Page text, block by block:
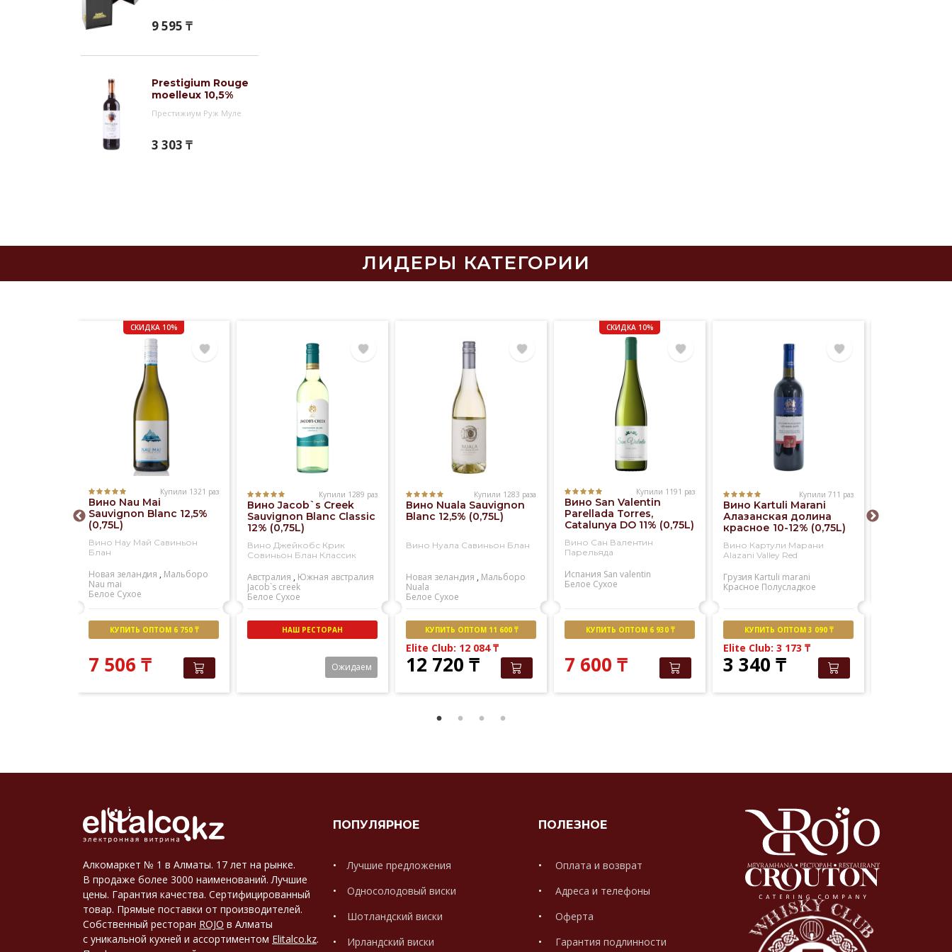
9 595 ₸
Prestigium Rouge
moelleux 10,5%
Престижиум Руж Муле
3 303 ₸
ЛИДЕРЫ КАТЕГОРИИ
СКИДКА 10%
Купили 1321 раз
Вино Nau Mai
Sauvignon Blanc 12,5%
(0,75L)
Вино Нау Май Савиньон
Блан
Новая зеландия , Мальборо
Nau mai
Белое Сухое
КУПИТЬ ОПТОМ 6 750 ₸
7 506 ₸
Купили 1289 раз
Вино Jacob`s Creek
Sauvignon Blanc Classic
12% (0,75L)
Вино Джейкобс Крик
Совиньон Блан Классик
Австралия , Южная австралия
Jacob`s creek
Белое Сухое
НАШ РЕСТОРАН
Ожидаем
Купили 1283 раза
Вино Nuala Sauvignon
Blanc 12,5% (0,75L)
Вино Нуала Савиньон Блан
Новая зеландия , Мальборо
Nuala
Белое Сухое
КУПИТЬ ОПТОМ 11 600 ₸
Elite Club: 12 084₸
12 720 ₸
СКИДКА 10%
Купили 1191 раз
Вино San Valentin
Parellada Torres,
Catalunya DO 11% (0,75L)
Вино Сан Валентин
Парельяда
Испания San valentin
Белое Сухое
КУПИТЬ ОПТОМ 6 930 ₸
7 600 ₸
Купили 711 раз
Вино Kartuli Marani
Алазанская долина
красное 10-12% (0,75L)
Вино Картули Марани
Alazani Valley Red
Грузия Kartuli marani
Красное Полусладкое
КУПИТЬ ОПТОМ 3 090 ₸
Elite Club: 3 173 ₸
3 340 ₸
Алкомаркет № 1 в Алматы. 17 лет на рынке.
В продаже более 3000 наименований. Лучшие
цены. Гарантия качества. Сертифицированный
товар. Прямые поставки от производителей.
Собственный ресторан ROJO в Алматы
с уникальной кухней и ассортиментом Elitalco.kz.
ПОПУЛЯРНОЕ
Лучшие предложения
Односолодовый виски
Шотландский виски
Ирландский виски
ПОЛЕЗНОЕ
Оплата и возврат
Адреса и телефоны
Оферта
Гарантия подлинности